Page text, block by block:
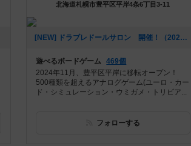
北海道札幌市豊平区平岸4条6丁目3-11
[NEW] ドラブレドールサロン 開催！（2026年06月24日 23時36分）
遊べるボードゲーム 469個
2024年11月、豊平区平岸に移転オープン！
500種類を超えるアナログゲーム(ユーロ・カー
ド・シミュレーション・ウミガメ・トリビア...
フォローする